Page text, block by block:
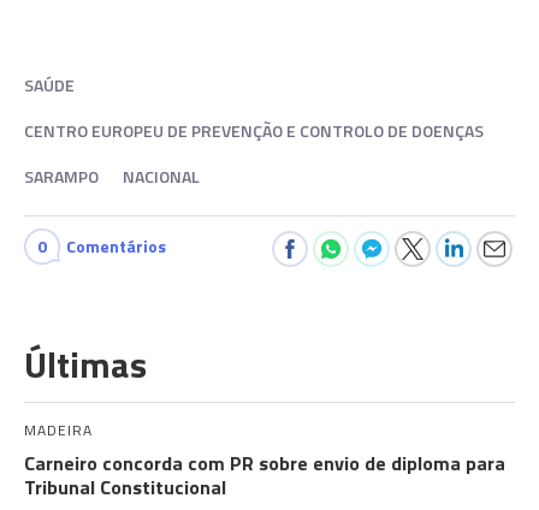
SAÚDE
CENTRO EUROPEU DE PREVENÇÃO E CONTROLO DE DOENÇAS
SARAMPO
NACIONAL
0 Comentários
Últimas
MADEIRA
Carneiro concorda com PR sobre envio de diploma para
Tribunal Constitucional